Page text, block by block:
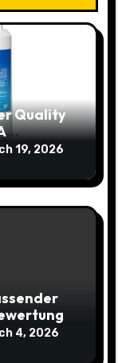
Quality
19, 2026
4, 2026